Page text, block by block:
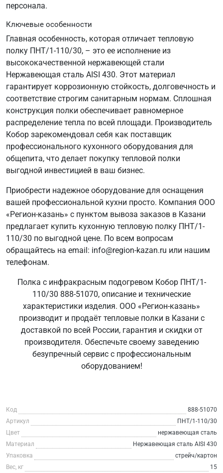
персонала.
Ключевые особенности
Главная особенность, которая отличает тепловую
полку ПНТ/1-110/30, – это ее исполнение из
высококачественной нержавеющей стали
Нержавеющая сталь AISI 430. Этот материал
гарантирует коррозионную стойкость, долговечность и
соответствие строгим санитарным нормам. Сплошная
конструкция полки обеспечивает равномерное
распределение тепла по всей площади. Производитель
Кобор зарекомендовал себя как поставщик
профессионального кухонного оборудования для
общепита, что делает покупку тепловой полки
выгодной инвестицией в ваш бизнес.
Приобрести надежное оборудование для оснащения
вашей профессиональной кухни просто. Компания ООО
«Регион-казань» с пунктом вывоза заказов в Казани
предлагает купить кухонную тепловую полку ПНТ/1-
110/30 по выгодной цене. По всем вопросам
обращайтесь на email: info@region-kazan.ru или нашим
телефонам.
Полка с инфракрасным подогревом Кобор ПНТ/1-
110/30 888-51070, описание и технические
характеристики изделия. ООО «Регион-казань»
производит и продаёт тепловые полки в Казани с
доставкой по всей России, гарантия и скидки от
производителя. Обеспечьте своему заведению
безупречный сервис с профессиональным
оборудованием!
Код
888-51070
Артикул
ПНТ/1-110/30
Цвет
нержавеющая сталь
Материал
Нержавеющая сталь AISI 430
Упаковка
стрейч/картон
Вес, кг
15